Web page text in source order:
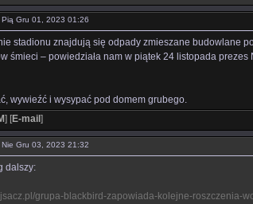
Pią Gru 01, 2023 01:26
stadionu znajdują się odpady zmieszane budowlane
śmieci – powiedziała nam w piątek 24 listopada prezes
wywieźć i wysypać pod domem grubego.
] [E-mail ]
Nie Gru 03, 2023 21:32
dalszy:
grupa-blackbird-zapowiada-kolejne-roszczenia-